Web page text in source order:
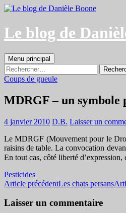
Aller
contenu
Le blog de
Recherche
Menu principal
Rechercher :
Coups de gueule
MDRGF – un symbole
4 janvier 2010 D.B. Laisser un
Le MDRGF (Mouvement pour le
raisins de table. La convocation
En tout cas, côté liberté
Pesticides
Navigation
des
Article précédentLes chats persans
Laisser un commentaire